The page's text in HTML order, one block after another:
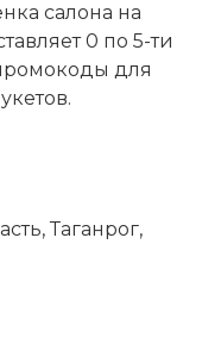
салона на
0 по 5-ти
для
Таганрог,